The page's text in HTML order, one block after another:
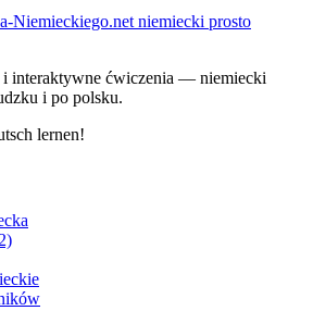
Niemieckiego.net niemiecki prosto
i interaktywne ćwiczenia — niemiecki
i po polsku.
lernen!